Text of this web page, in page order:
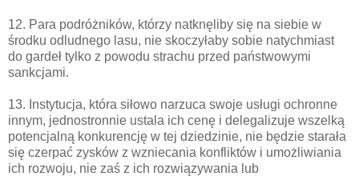
12. Para podróżników, którzy natknęliby się na siebie w
środku odludnego lasu, nie skoczyłaby sobie natychmiast
do gardeł tylko z powodu strachu przed państwowymi
sankcjami.
13. Instytucja, która siłowo narzuca swoje usługi ochronne
innym, jednostronnie ustala ich cenę i delegalizuje wszelką
potencjalną konkurencję w tej dziedzinie, nie będzie starała
się czerpać zysków z wzniecania konfliktów i umożliwiania
ich rozwoju, nie zaś z ich rozwiązywania lub